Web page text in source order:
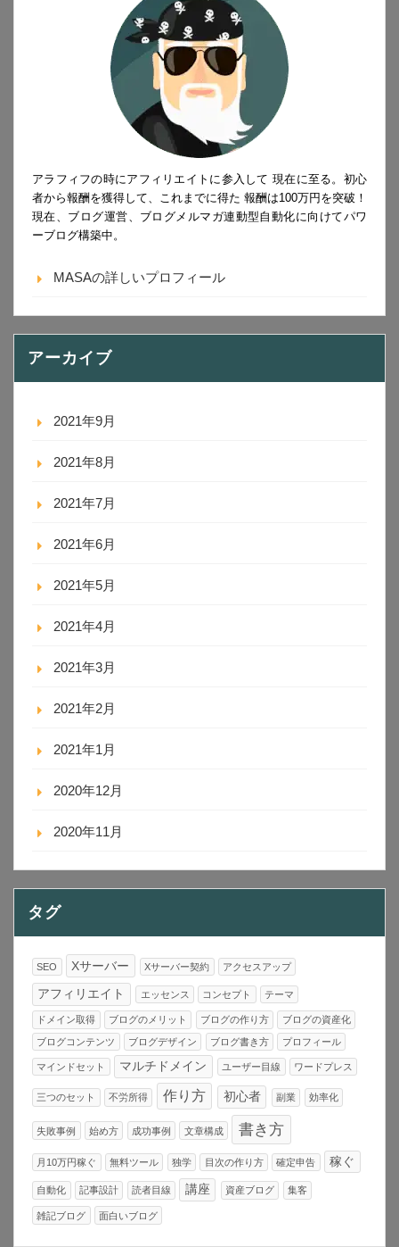
アラフィフの時にアフィリエイトに参入して 現在に至る。初心
者から報酬を獲得して、これまでに得た 報酬は100万円を突破！
現在、ブログ運営、ブログメルマガ連動型自動化に向けてパワ
ーブログ構築中。
MASAの詳しいプロフィール
アーカイブ
2021年9月
2021年8月
2021年7月
2021年6月
2021年5月
2021年4月
2021年3月
2021年2月
2021年1月
2020年12月
2020年11月
タグ
SEO Xサーバー Xサーバー契約 アクセスアップ
アフィリエイト エッセンス コンセプト テーマ
ドメイン取得 ブログのメリット ブログの作り方 ブログの資産化
ブログコンテンツ ブログデザイン ブログ書き方 プロフィール
マインドセット マルチドメイン ユーザー目線 ワードプレス
三つのセット 不労所得 作り方 初心者 副業 効率化
失敗事例 始め方 成功事例 文章構成 書き方
月10万円稼ぐ 無料ツール 独学 目次の作り方 確定申告 稼ぐ
自動化 記事設計 読者目線 講座 資産ブログ 集客
雑記ブログ 面白いブログ